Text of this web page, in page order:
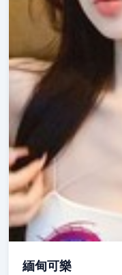
緬甸可樂